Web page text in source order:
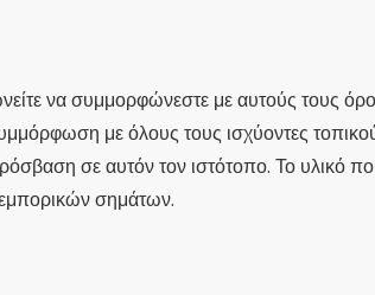
να συμμορφώνεστε με αυτούς τους
με όλους τους ισχύοντες
σε αυτόν τον ιστότοπο. Το υλικό
σημάτων.